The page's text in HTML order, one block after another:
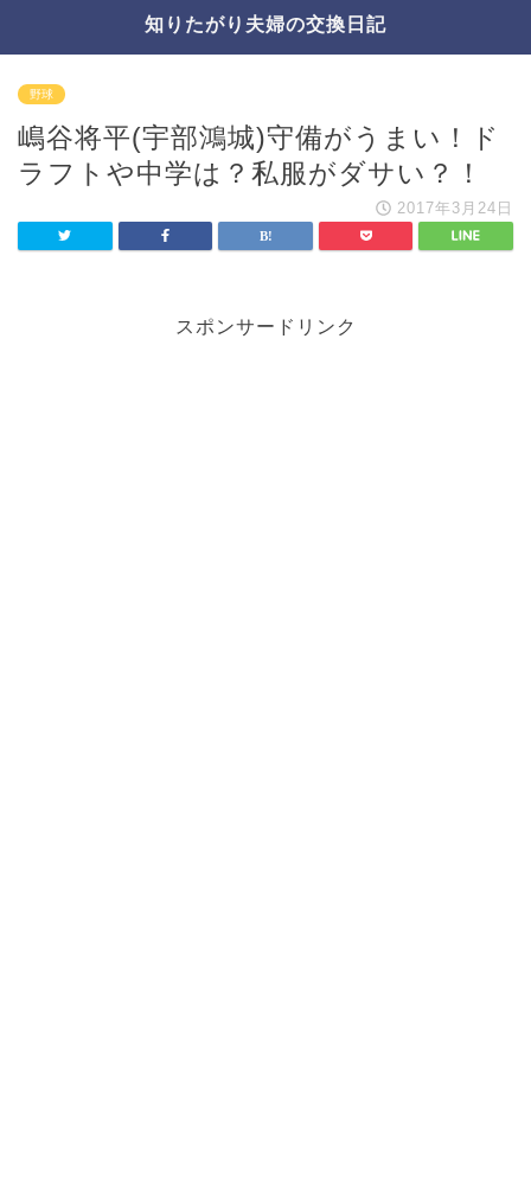
知りたがり夫婦の交換日記
野球
嶋谷将平(宇部鴻城)守備がうまい！ド
ラフトや中学は？私服がダサい？！
2017年3月24日
スポンサードリンク